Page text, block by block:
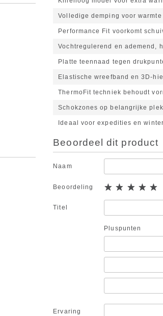
Volledige demping voor
Performance Fit voorkomt
Vochtregulerend en ademend,
Platte teennaad tegen
Elastische wreefband en 3D-
ThermoFit techniek behoudt
Schokzones op belangrijke
Ideaal voor expedities en
Beoordeel dit product
Naam
Beoordeling
Titel
Pluspunten
Ervaring